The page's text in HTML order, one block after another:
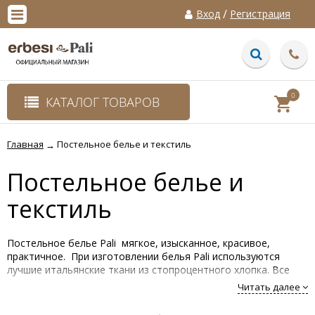
Вход / Регистрация
КАТАЛОГ ТОВАРОВ 0
Главная → Постельное белье и текстиль
Постельное белье и
текстиль
Постельное белье Pali мягкое, изысканное, красивое,
практичное. При изготовлении белья Pali используются
лучшие итальянские ткани из стопроцентного хлопка. Все
антибактериальным эффектом. Несмотря на наличие
Читать далее